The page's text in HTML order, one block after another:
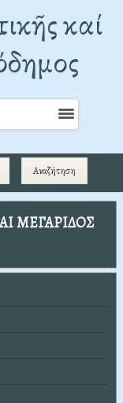
καί
Αναζήτηση
ΜΕΓΑΡΙΔΟΣ